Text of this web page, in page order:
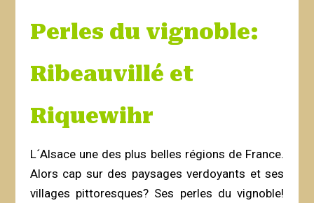
Perles du vignoble:
Ribeauvillé et
Riquewihr
L´Alsace une des plus belles régions de France.
Alors cap sur des paysages verdoyants et ses
villages pittoresques? Ses perles du vignoble!